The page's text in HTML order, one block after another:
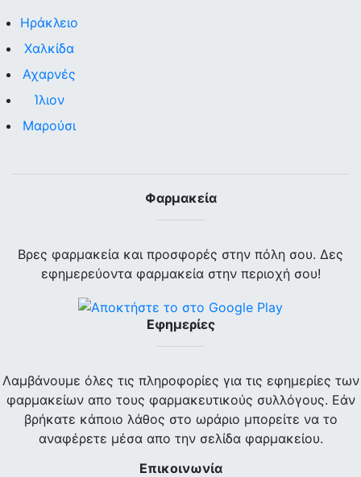
Ηράκλειο
Χαλκίδα
Αχαρνές
Ίλιον
Μαρούσι
Φαρμακεία
Βρες φαρμακεία και προσφορές στην πόλη σου. Δες
εφημερεύοντα φαρμακεία στην περιοχή σου!
Εφημερίες
Λαμβάνουμε όλες τις πληροφορίες για τις εφημερίες των
φαρμακείων απο τους φαρμακευτικούς συλλόγους. Εάν
βρήκατε κάποιο λάθος στο ωράριο μπορείτε να το
αναφέρετε μέσα απο την σελίδα φαρμακείου.
Επικοινωνία